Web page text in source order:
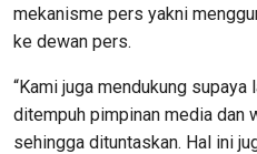
mekanisme pers yakni
ke dewan pers.
“Kami juga mendukung supaya
ditempuh pimpinan media dan
sehingga dituntaskan. Hal ini